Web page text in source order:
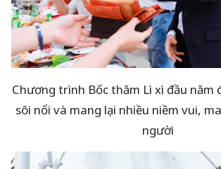
Chương trình Bốc thăm Lì xì đầu năm
sôi nổi và mang lại nhiều niềm vui,
người